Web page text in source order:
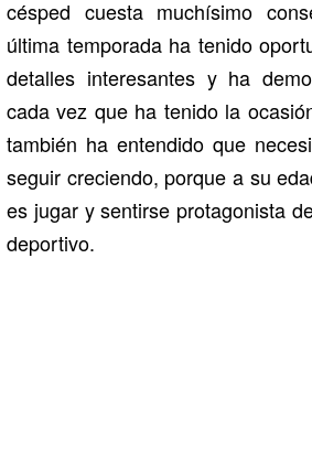
césped cuesta muchísimo
última temporada ha tenido
detalles interesantes y ha
cada vez que ha tenido la
también ha entendido que
seguir creciendo, porque a su
es jugar y sentirse protagonista
deportivo.